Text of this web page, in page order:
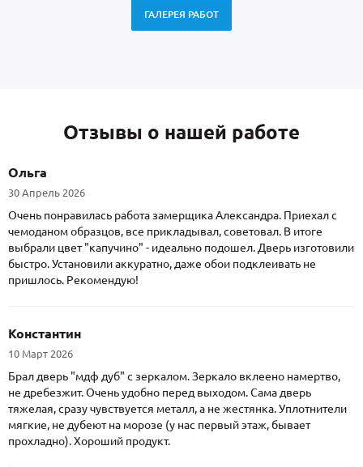
ГАЛЕРЕЯ РАБОТ
Отзывы о нашей работе
Ольга
30 Апрель 2026
Очень понравилась работа замерщика Александра. Приехал с
чемоданом образцов, все прикладывал, советовал. В итоге
выбрали цвет "капучино" - идеально подошел. Дверь изготовили
быстро. Установили аккуратно, даже обои подклеивать не
пришлось. Рекомендую!
Константин
10 Март 2026
Брал дверь "мдф дуб" с зеркалом. Зеркало вклеено намертво,
не дребезжит. Очень удобно перед выходом. Сама дверь
тяжелая, сразу чувствуется металл, а не жестянка. Уплотнители
мягкие, не дубеют на морозе (у нас первый этаж, бывает
прохладно). Хороший продукт.